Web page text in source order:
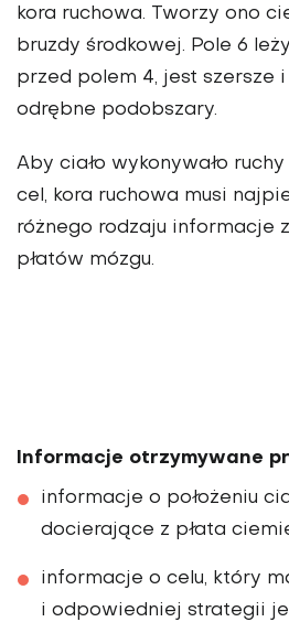
kora ruchowa. Tworzy ono
bruzdy środkowej. Pole 6
przed polem 4, jest szersze
odrębne podobszary.
Aby ciało wykonywało
cel, kora ruchowa musi
różnego rodzaju informacje
płatów mózgu.
Informacje otrzymywane
informacje o położeniu
docierające z płata
informacje o celu, który
i odpowiedniej strategii